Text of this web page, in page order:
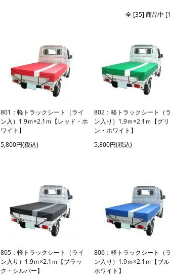
全 [35] 商品中
801：軽トラックシート（ライ
ン入）1.9ｍ×2.1ｍ【レッド・ホ
ワイト】
5,800円(税込)
802：軽トラックシート（
ン入り）1.9ｍ×2.1ｍ【グ
ン・ホワイト】
5,800円(税込)
805：軽トラックシート（ライ
ン入り）1.9ｍ×2.1ｍ【ブラッ
ク・シルバー】
806：軽トラックシート（
ン入り）1.9ｍ×2.1ｍ【ブル
ホワイト】